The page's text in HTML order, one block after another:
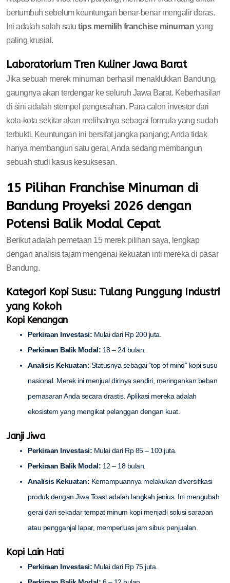
bertumbuh sebelum keuntungan benar-benar mengalir deras.
Ini adalah salah satu tips memilih franchise minuman yang
paling krusial.
Laboratorium Tren Kuliner Jawa Barat
Jika sebuah merek minuman berhasil menaklukkan Bandung,
gaungnya akan terdengar ke seluruh Jawa Barat. Keberhasilan
di sini adalah stempel pengesahan. Para calon investor dari
kota-kota sekitar akan melihatnya sebagai formula yang sudah
terbukti. Keuntungan ini bersifat jangka panjang; Anda tidak
hanya membangun satu gerai, Anda sedang membangun
sebuah studi kasus kesuksesan.
15 Pilihan Franchise Minuman di
Bandung Proyeksi 2026 dengan
Potensi Balik Modal Cepat
Berikut adalah pemetaan 15 merek pilihan saya, lengkap
dengan analisis tajam mengenai kekuatan inti mereka di pasar
Bandung.
Kategori Kopi Susu: Tulang Punggung Industri
yang Kokoh
Kopi Kenangan
Perkiraan Investasi: Mulai dari Rp 200 juta.
Perkiraan Balik Modal: 18 – 24 bulan.
Analisis Kekuatan: Statusnya sebagai “top of mind” kopi susu
nasional. Merek ini menjual dirinya sendiri, meringankan beban
pemasaran Anda secara drastis. Aplikasi mereka adalah
ekosistem yang mengikat pelanggan dengan kuat.
Janji Jiwa
Perkiraan Investasi: Mulai dari Rp 85 – 100 juta.
Perkiraan Balik Modal: 12 – 18 bulan.
Analisis Kekuatan: Kemampuannya melakukan diversifikasi
produk dengan Jiwa Toast adalah langkah jenius. Ini mengubah
gerai dari sekadar tempat minum kopi menjadi solusi sarapan
atau pengganjal lapar, memperluas jam sibuk penjualan.
Kopi Lain Hati
Perkiraan Investasi: Mulai dari Rp 75 juta.